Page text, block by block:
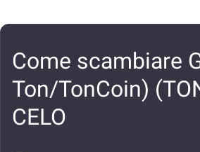
Come scambiare
Ton/TonCoin)
CELO